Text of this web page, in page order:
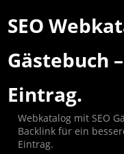
SEO
Gästebuch
Eintrag.
Webkatalog mit SEO
Backlink für ein
Eintrag.